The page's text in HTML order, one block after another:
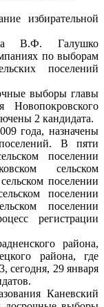
избирательной
В.Ф. Галушко
по выборам
поселений
выборы главы
Новопокровского
2 кандидата.
года, назначены
В пяти
поселении
сельском
поселении
поселении
поселении
регистрации
района,
района, где
сегодня, 29 января
Каневский